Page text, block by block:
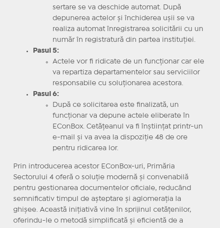
sertare se va deschide automat. După
depunerea actelor și închiderea ușii se va
realiza automat înregistrarea solicitării cu un
număr în registratură din partea instituției.
Pasul 5:
Actele vor fi ridicate de un funcționar car ele
va repartiza departamentelor sau serviciilor
responsabile cu soluționarea acestora.
Pasul 6:
După ce solicitarea este finalizată, un
funcționar va depune actele eliberate în
EConBox. Cetățeanul va fi înștiințat printr-un
e-mail și va avea la dispoziție 48 de ore
pentru ridicarea lor.
Prin introducerea acestor EConBox-uri, Primăria
Sectorului 4 oferă o soluție modernă și convenabilă
pentru gestionarea documentelor oficiale, reducând
semnificativ timpul de așteptare și aglomerația la
ghișee. Această inițiativă vine în sprijinul cetățenilor,
oferindu-le o metodă simplificată și eficientă de a